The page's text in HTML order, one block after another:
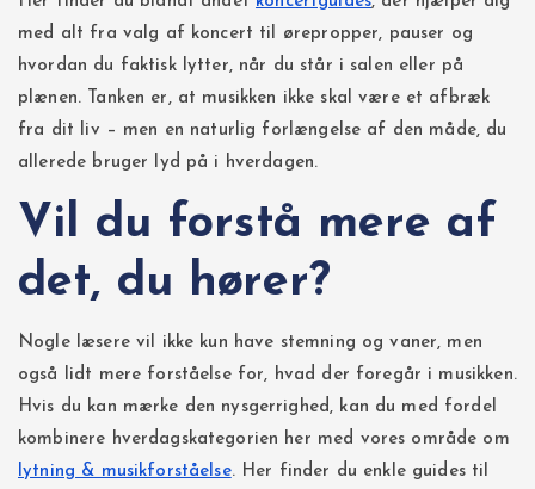
med alt fra valg af koncert til ørepropper, pauser og
hvordan du faktisk lytter, når du står i salen eller på
plænen. Tanken er, at musikken ikke skal være et afbræk
fra dit liv – men en naturlig forlængelse af den måde, du
allerede bruger lyd på i hverdagen.
Vil du forstå mere af
det, du hører?
Nogle læsere vil ikke kun have stemning og vaner, men
også lidt mere forståelse for, hvad der foregår i musikken.
Hvis du kan mærke den nysgerrighed, kan du med fordel
kombinere hverdagskategorien her med vores område om
lytning & musikforståelse. Her finder du enkle guides til